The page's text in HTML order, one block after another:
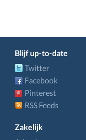
Blijf up-to-date
Twitter
Facebook
Pinterest
RSS Feeds
Zakelijk